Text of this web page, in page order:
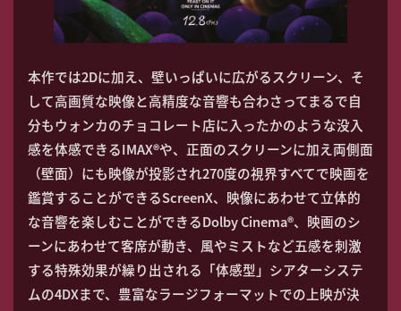
本作では2Dに加え、壁いっぱいに広がるスクリーン、そ
して高画質な映像と高精度な音響も合わさってまるで自
分もウォンカのチョコレート店に入ったかのような没入
感を体感できるIMAX®や、正面のスクリーンに加え両側面
（壁面）にも映像が投影され270度の視界すべてで映画を
鑑賞することができるScreenX、映像にあわせて立体的
な音響を楽しむことができるDolby Cinema®、映画のシ
ーンにあわせて客席が動き、風やミストなど五感を刺激
する特殊効果が繰り出される「体感型」シアターシステ
ムの4DXまで、豊富なラージフォーマットでの上映が決